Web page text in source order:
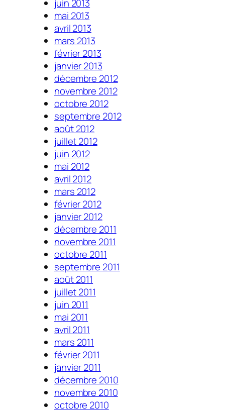
juin 2013
mai 2013
avril 2013
mars 2013
février 2013
janvier 2013
décembre 2012
novembre 2012
octobre 2012
septembre 2012
août 2012
juillet 2012
juin 2012
mai 2012
avril 2012
mars 2012
février 2012
janvier 2012
décembre 2011
novembre 2011
octobre 2011
septembre 2011
août 2011
juillet 2011
juin 2011
mai 2011
avril 2011
mars 2011
février 2011
janvier 2011
décembre 2010
novembre 2010
octobre 2010